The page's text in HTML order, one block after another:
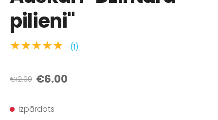
pilieni"
★★★★★ (1)
€12.00 €6.00
Izpārdots